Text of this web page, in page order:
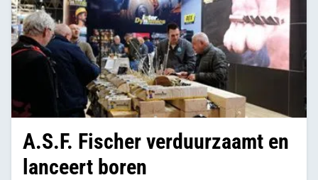
A.S.F. Fischer verduurzaamt en
lanceert boren